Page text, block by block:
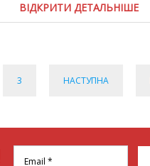
ВІДКРИТИ ДЕТАЛЬНІШЕ
3 НАСТУПНА